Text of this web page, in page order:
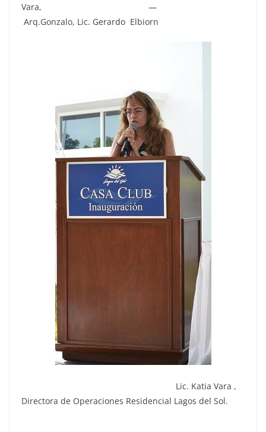
Vara, —
Arq.Gonzalo, Lic. Gerardo Elbiorn
Lic. Katia Vara ,
Directora de Operaciones Residencial Lagos del Sol.